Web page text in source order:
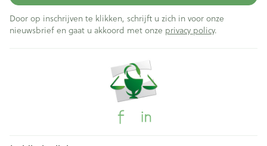
Door op inschrijven te klikken, schrijft u zich in voor onze
nieuwsbrief en gaat u akkoord met onze privacy policy.